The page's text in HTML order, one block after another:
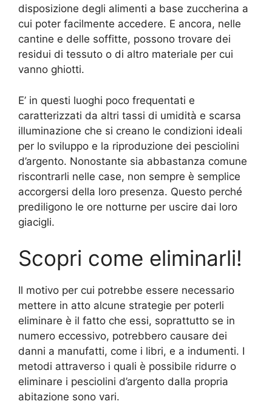
disposizione degli alimenti a base zuccherina a
cui poter facilmente accedere. E ancora, nelle
cantine e delle soffitte, possono trovare dei
residui di tessuto o di altro materiale per cui
vanno ghiotti.
E’ in questi luoghi poco frequentati e
caratterizzati da altri tassi di umidità e scarsa
illuminazione che si creano le condizioni ideali
per lo sviluppo e la riproduzione dei pesciolini
d’argento. Nonostante sia abbastanza comune
riscontrarli nelle case, non sempre è semplice
accorgersi della loro presenza. Questo perché
prediligono le ore notturne per uscire dai loro
giacigli.
Scopri come eliminarli!
Il motivo per cui potrebbe essere necessario
mettere in atto alcune strategie per poterli
eliminare è il fatto che essi, soprattutto se in
numero eccessivo, potrebbero causare dei
danni a manufatti, come i libri, e a indumenti. I
metodi attraverso i quali è possibile ridurre o
eliminare i pesciolini d’argento dalla propria
abitazione sono vari.